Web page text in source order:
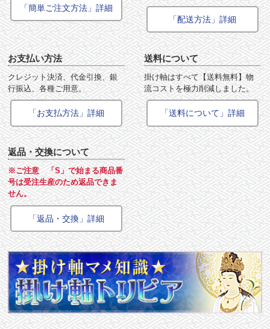
「簡単ご注文方法」詳細
「配送方法」詳細
お支払い方法
クレジット決済、代金引換、銀
行振込、各種ご用意。
「お支払方法」詳細
送料について
掛け軸はすべて【送料無料】物
流コストを極力削減しました。
「送料について」詳細
返品・交換について
※ご注意 「S」で始まる商品番
号は受注生産のため返品できま
せん。
「返品・交換」詳細